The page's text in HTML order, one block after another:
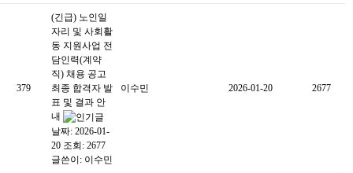
379
(긴급) 노인일
자리 및 사회활
동 지원사업 전
담인력(계약
직) 채용 공고
최종 합격자 발
표 및 결과 안
내
날짜: 2026-01-
20 조회: 2677
글쓴이: 이수민
이수민 2026-01-20 2677